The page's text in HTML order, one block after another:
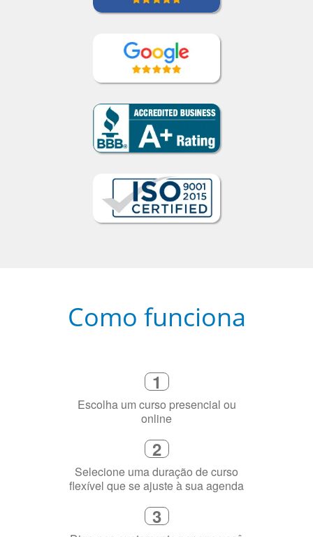
1
Escolha um curso presencial ou
online
2
Selecione uma duração de curso
flexível que se ajuste à sua agenda